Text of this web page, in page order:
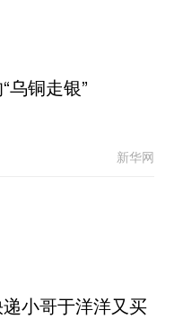
乌铜走银”
新华网
小哥于洋洋又买